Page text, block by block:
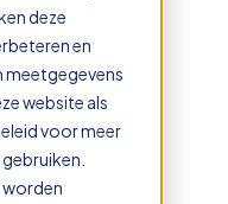
deze
en
meetgegevens
website als
voor meer
worden
& nieuws.